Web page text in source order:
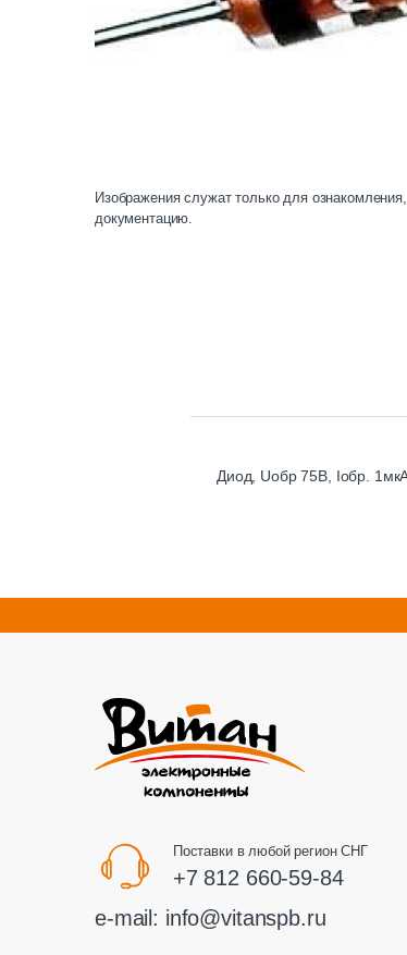
Изображения служат только для
документацию.
Диод, Uобр 75В, Iобр.
Поставки в любой регион СНГ
+7 812 660-59-84
e-mail: info@vitanspb.ru